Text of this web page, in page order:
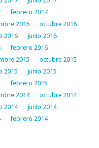
febrero 2017
2016
octubre 2016
2016
junio 2016
febrero 2016
2015
octubre 2015
2015
junio 2015
febrero 2015
2014
octubre 2014
2014
junio 2014
febrero 2014